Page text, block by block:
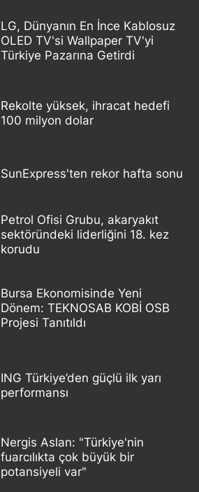
LG, Dünyanın En İnce Kablosuz
OLED TV'si Wallpaper TV'yi
Türkiye Pazarına Getirdi
Rekolte yüksek, ihracat hedefi
100 milyon dolar
SunExpress'ten rekor hafta sonu
Petrol Ofisi Grubu, akaryakıt
sektöründeki liderliğini 18. kez
korudu
Bursa Ekonomisinde Yeni
Dönem: TEKNOSAB KOBİ OSB
Projesi Tanıtıldı
ING Türkiye’den güçlü ilk yarı
performansı
Nergis Aslan: "Türkiye'nin
fuarcılıkta çok büyük bir
potansiyeli var"